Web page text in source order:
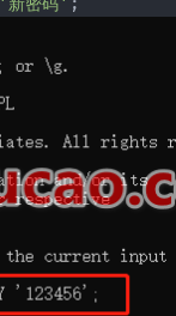
'新密码' ;